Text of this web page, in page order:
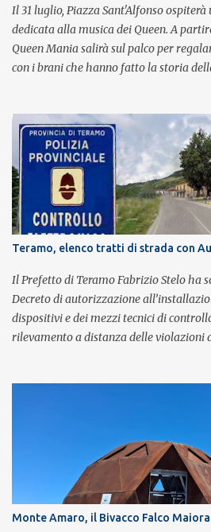
Il 31 luglio, Piazza Sant'Alfonso
dedicata alla musica dei Queen. A
Queen Mania salirà sul palco per
con i brani che hanno fatto la storia
con grande successo la passione e
spettacolo si inserisce nell'ambito dei
Sant'Alfonso, il santo patrono della
composta da Simone Fortuna alla
Palermo al basso e voce, Tiziano
Salvo Vinci alla voce. Salvo Vinci è la
Brian May e Roger Taylor per il musical
Teramo, elenco tratti di strada con
Il Prefetto di Teramo Fabrizio Stelo ha
Decreto di autorizzazione
dispositivi e dei mezzi tecnici di
rilevamento a distanza delle violazioni
del C.d.S., in particolare del
provvedimento, spiega il Prefetto, è
completamento dell’istruttoria da
Teramo, integrando il precedente con i
stato dato parere tecnico positivo. Con
Monte Amaro, il Bivacco Falco